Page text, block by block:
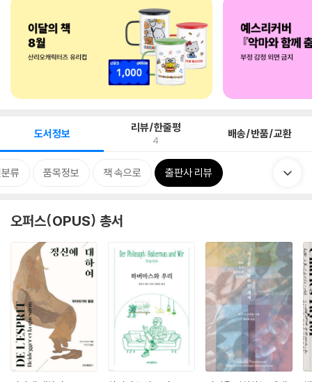
도서정보 리뷰/한줄평
4 배송/반품/교환
류 품목정보 책 속으로 출판사 리뷰
오퍼스(OPUS) 총서